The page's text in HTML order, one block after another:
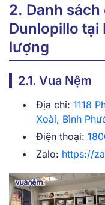
2. Danh
Dunlopillo tại
lượng
2.1. Vua Nệm
Địa chỉ: 1118
Xoài, Bình
Điện thoại:
Zalo: https://